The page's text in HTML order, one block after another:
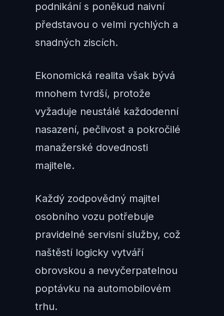
podnikání s poněkud naivní
představou o velmi rychlých a
snadných ziscích.
Ekonomická realita však bývá
mnohem tvrdší, protože
vyžaduje neustálé každodenní
nasazení, pečlivost a pokročilé
manažerské dovednosti
majitele.
Každý zodpovědný majitel
osobního vozu potřebuje
pravidelné servisní služby, což
naštěstí logicky vytváří
obrovskou a nevyčerpatelnou
poptávku na automobilovém
trhu.